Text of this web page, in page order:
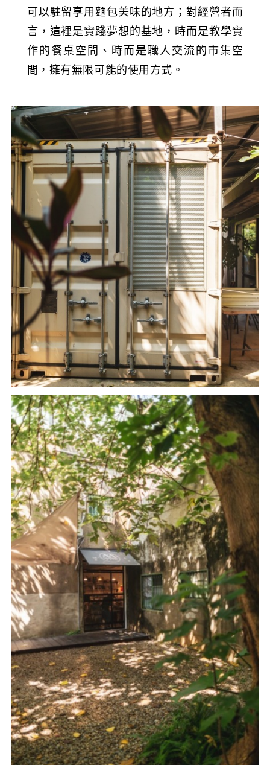
可以駐留享用麵包美味的地方；對經營者而
言，這裡是實踐夢想的基地，時而是教學實
作的餐桌空間、時而是職人交流的市集空
間，擁有無限可能的使用方式。